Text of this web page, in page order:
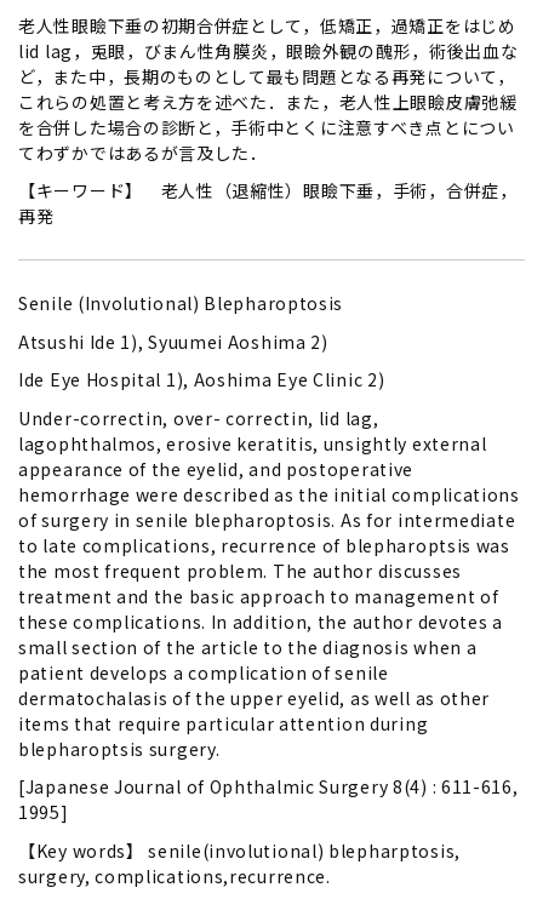
老人性眼瞼下垂の初期合併症として，低矯正，過矯正をはじめ
lid lag，兎眼，びまん性角膜炎，眼瞼外観の醜形，術後出血な
ど，また中，長期のものとして最も問題となる再発について，
これらの処置と考え方を述べた．また，老人性上眼瞼皮膚弛緩
を合併した場合の診断と，手術中とくに注意すべき点とについ
てわずかではあるが言及した．
【キーワード】 老人性（退縮性）眼瞼下垂，手術，合併症，
再発
Senile (Involutional) Blepharoptosis
Atsushi Ide 1), Syuumei Aoshima 2)
Ide Eye Hospital 1), Aoshima Eye Clinic 2)
Under-correctin, over- correctin, lid lag,
lagophthalmos, erosive keratitis, unsightly external
appearance of the eyelid, and postoperative
hemorrhage were described as the initial complications
of surgery in senile blepharoptosis. As for intermediate
to late complications, recurrence of blepharoptsis was
the most frequent problem. The author discusses
treatment and the basic approach to management of
these complications. In addition, the author devotes a
small section of the article to the diagnosis when a
patient develops a complication of senile
dermatochalasis of the upper eyelid, as well as other
items that require particular attention during
blepharoptsis surgery.
[Japanese Journal of Ophthalmic Surgery 8(4) : 611-616,
1995]
【Key words】 senile(involutional) blepharptosis,
surgery, complications,recurrence.